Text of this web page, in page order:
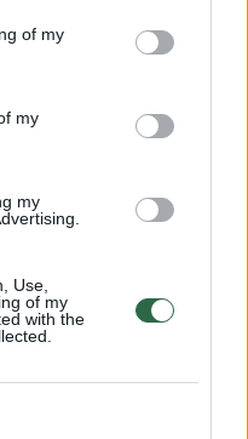
of my
my
my
Use,
of my
with the
dėmė
iki
susirgti.
– pridūrė
ketvirtadienį